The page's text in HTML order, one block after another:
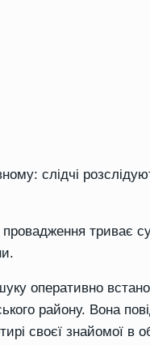
слідчі
триває
оперативно
району. Вона
своєї знайомої в